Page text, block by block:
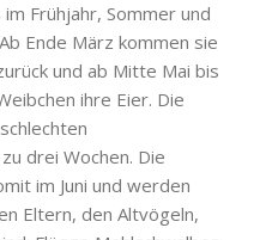
Frühjahr, Sommer und
Ende März kommen sie
und ab Mitte Mai bis
ihre Eier. Die
drei Wochen. Die
im Juni und werden
Eltern, den Altvögeln,